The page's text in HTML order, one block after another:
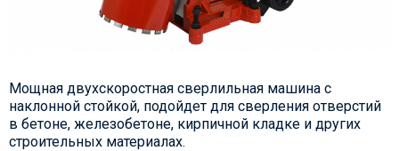
Мощная двухскоростная сверлильная машина с
наклонной стойкой, подойдет для сверления отверстий
в бетоне, железобетоне, кирпичной кладке и других
строительных материалах.